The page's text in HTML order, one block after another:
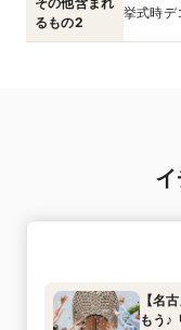
るもの2
挙式時デ
【名
もう♪